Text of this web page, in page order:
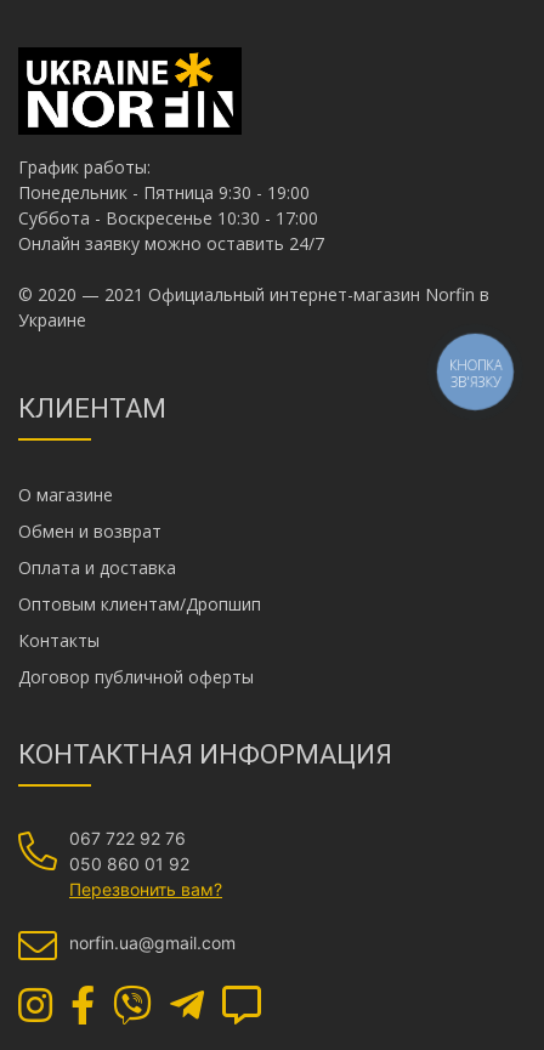
График работы:
Понедельник - Пятница 9:30 - 19:00
Суббота - Воскресенье 10:30 - 17:00
Онлайн заявку можно оставить 24/7
© 2020 — 2021 Официальный интернет-магазин Norfin в
Украине
КЛИЕНТАМ
О магазине
Обмен и возврат
Оплата и доставка
Оптовым клиентам/Дропшип
Контакты
Договор публичной оферты
КОНТАКТНАЯ ИНФОРМАЦИЯ
067 722 92 76
050 860 01 92
Перезвонить вам?
norfin.ua@gmail.com
КНОПКА
ЗВ'ЯЗКУ